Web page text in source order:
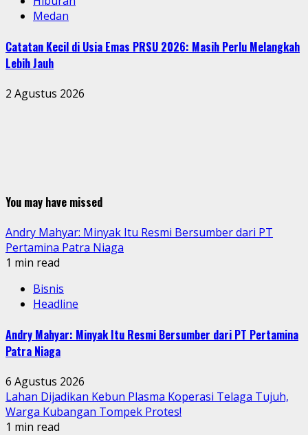
Medan
Catatan Kecil di Usia Emas PRSU 2026: Masih Perlu Melangkah
Lebih Jauh
2 Agustus 2026
You may have missed
Andry Mahyar: Minyak Itu Resmi Bersumber dari PT
Pertamina Patra Niaga
1 min read
Bisnis
Headline
Andry Mahyar: Minyak Itu Resmi Bersumber dari PT Pertamina
Patra Niaga
6 Agustus 2026
Lahan Dijadikan Kebun Plasma Koperasi Telaga Tujuh,
Warga Kubangan Tompek Protes!
1 min read